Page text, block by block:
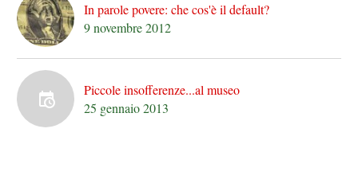
In parole povere: che cos'è il default?
9 novembre 2012
Piccole insofferenze...al museo
25 gennaio 2013